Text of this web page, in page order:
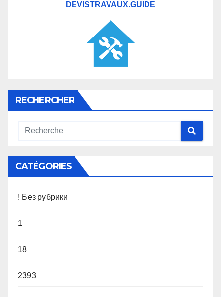
DEVISTRAVAUX.GUIDE
RECHERCHER
CATÉGORIES
! Без рубрики
1
18
2393